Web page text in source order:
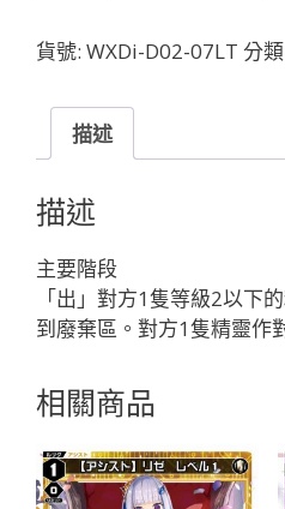
【ア
ス
ト】
ア
ン
ジ
ュ
レ
ベ
ル
「白
輔
助
貨號: WXDi-D02-07LT 分
描述
描述
主要階段
「出」對方1隻等級2以下
到廢棄區。對方1隻精靈作
相關商品